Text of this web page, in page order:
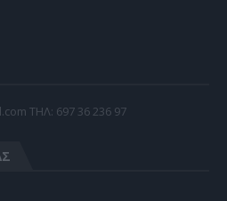
TΗΛ: 697 36 236 97